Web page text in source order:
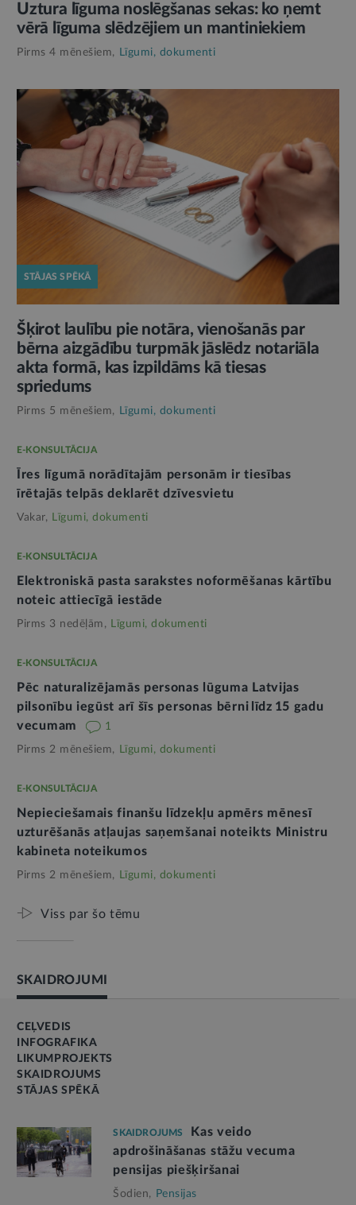
Uztura līguma noslēgšanas sekas: ko ņemt
vērā līguma slēdzējiem un mantiniekiem
Pirms 4 mēnešiem, Līgumi, dokumenti
STĀJAS SPĒKĀ
Šķirot laulību pie notāra, vienošanās par
bērna aizgādību turpmāk jāslēdz notariāla
akta formā, kas izpildāms kā tiesas
spriedums
Pirms 5 mēnešiem, Līgumi, dokumenti
E-KONSULTĀCIJA
Īres līgumā norādītajām personām ir tiesības
īrētajās telpās deklarēt dzīvesvietu
Vakar, Līgumi, dokumenti
E-KONSULTĀCIJA
Elektroniskā pasta sarakstes noformēšanas kārtību
noteic attiecīgā iestāde
Pirms 3 nedēļām, Līgumi, dokumenti
E-KONSULTĀCIJA
Pēc naturalizējamās personas lūguma Latvijas
pilsonību iegūst arī šīs personas bērni līdz 15 gadu
vecumam
1
Pirms 2 mēnešiem, Līgumi, dokumenti
E-KONSULTĀCIJA
Nepieciešamais finanšu līdzekļu apmērs mēnesī
uzturēšanās atļaujas saņemšanai noteikts Ministru
kabineta noteikumos
Pirms 2 mēnešiem, Līgumi, dokumenti
Viss par šo tēmu
SKAIDROJUMI
CEĻVEDIS
INFOGRAFIKA
LIKUMPROJEKTS
SKAIDROJUMS
STĀJAS SPĒKĀ
SKAIDROJUMS
Kas veido
apdrošināšanas stāžu vecuma
pensijas piešķiršanai
Šodien, Pensijas